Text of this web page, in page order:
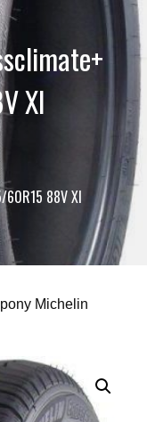
Xl
60R15 88V Xl
Michelin